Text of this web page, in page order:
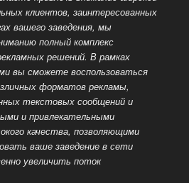
клиентов, заинтересованных
вашего заведения, мы
полный комплекс
решений. В рамках
вы сможете воспользоваться
форматов рекламы,
текстовых сообщений и
и привлекательными
качества, позволяющими
ваше заведение в сети
увеличить поток